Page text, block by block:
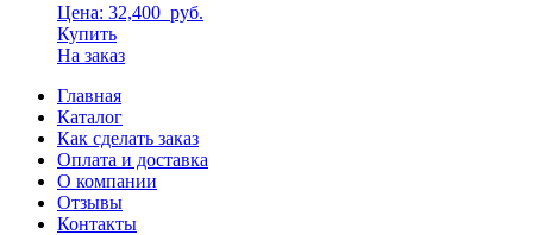
Цена: 32,400 руб.
Купить
На заказ
Главная
Каталог
Как сделать заказ
Оплата и доставка
О компании
Отзывы
Контакты